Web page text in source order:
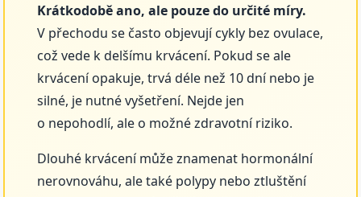
Krátkodobě ano, ale pouze do určité míry.
V přechodu se často objevují cykly bez ovulace,
což vede k delšímu krvácení. Pokud se ale
krvácení opakuje, trvá déle než 10 dní nebo je
silné, je nutné vyšetření. Nejde jen
o nepohodlí, ale o možné zdravotní riziko.
Dlouhé krvácení může znamenat hormonální
nerovnováhu, ale také polypy nebo ztluštění